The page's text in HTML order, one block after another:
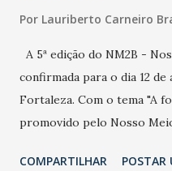
Por Lauriberto Carneiro
A 5ª edição do NM2B -
confirmada para o dia 12
Fortaleza. Com o tema "A
promovido pelo Nosso
e lideranças do Mercado
COMPARTILHAR POSTAR